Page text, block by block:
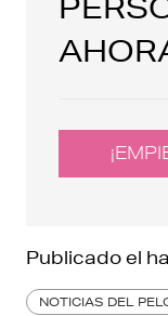
Publicado el
NOTICIAS DEL